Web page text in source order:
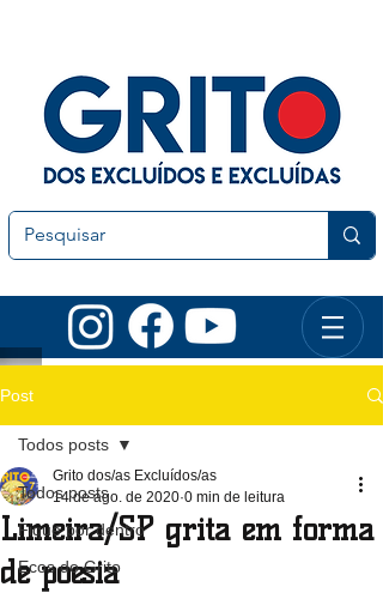
Post
Todos posts
Fique por dentro
Ecos do Grito
Todos posts
Limeira/SP grita em forma
de poesia
Grito dos/as Excluídos/as
14 de ago. de 2020 0 min de leitura